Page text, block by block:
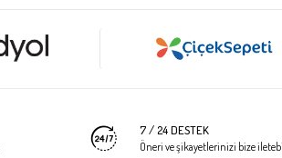
7 / 24 DESTEK
Öneri ve şikayetlerinizi bize